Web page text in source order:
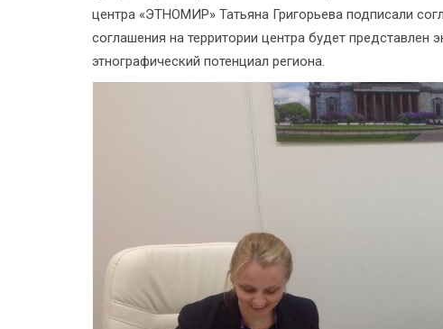
центра «ЭТНОМИР» Татьяна Григорьева подписали
соглашения на территории центра будет
этнографический потенциал региона.